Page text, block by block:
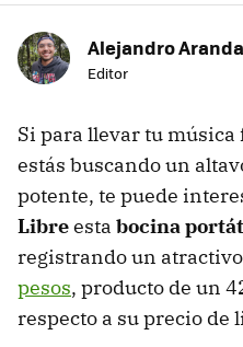
Alejandro Aranda
Editor
Si para llevar tu
estás buscando un
potente, te puede
Libreesta bocina
registrando un
pesos, producto de un
respecto a su precio de